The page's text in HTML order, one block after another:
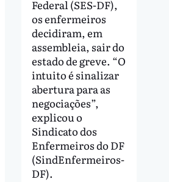
Federal (SES-DF),
os enfermeiros
decidiram, em
assembleia, sair do
estado de greve. “O
intuito é sinalizar
abertura para as
negociações”,
explicou o
Sindicato dos
Enfermeiros do DF
(SindEnfermeiros-
DF).